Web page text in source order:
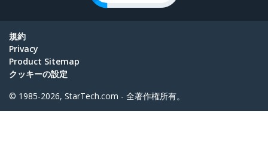
規約
Privacy
Product Sitemap
クッキーの設定
© 1985-2026, StarTech.com - 全著作権所有。